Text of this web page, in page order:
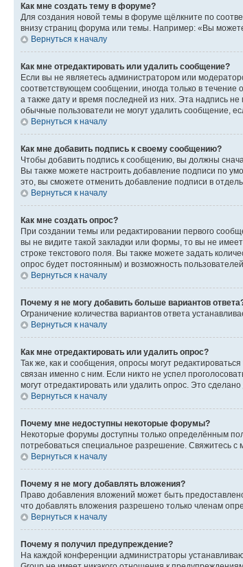
Как мне создать тему в форуме?
Для создания новой темы в форуме щёлкните по
внизу страниц форума или темы. Например: «Вы
Вернуться к началу
Как мне отредактировать или удалить сообщение?
Если вы не являетесь администратором или
соответствующем сообщении, иногда только в течение
а также дату и время последней из них. Эта надпись
обычные пользователи не могут удалить сообщение,
Вернуться к началу
Как мне добавить подпись к своему сообщению?
Чтобы добавить подпись к сообщению, вы должны
Вы также можете настроить добавление подписи по
это, вы сможете отменить добавление подписи в
Вернуться к началу
Как мне создать опрос?
При создании темы или редактировании первого
вы не видите такой закладки или формы, то вы не
строке текстового поля. Вы также можете задать
опрос будет постоянным) и возможность
Вернуться к началу
Почему я не могу добавить больше вариантов
Ограничение количества вариантов ответа
Вернуться к началу
Как мне отредактировать или удалить опрос?
Так же, как и сообщения, опросы могут
связан именно с ним. Если никто не успел
могут отредактировать или удалить опрос. Это
Вернуться к началу
Почему мне недоступны некоторые форумы?
Некоторые форумы доступны только определённым
потребоваться специальное разрешение. Свяжитесь
Вернуться к началу
Почему я не могу добавлять вложения?
Право добавления вложений может быть
что добавлять вложения разрешено только членам
Вернуться к началу
Почему я получил предупреждение?
На каждой конференции администраторы